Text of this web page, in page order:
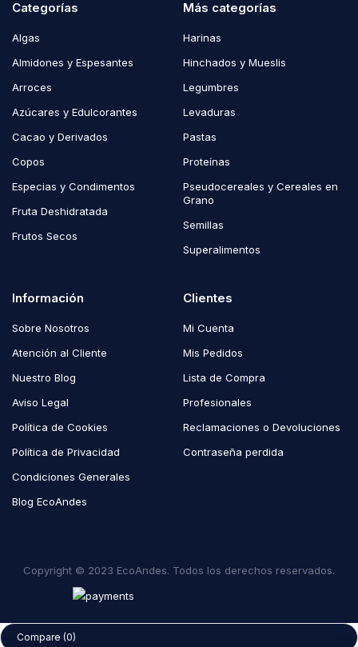
Categorías
Algas
Almidones y Espesantes
Arroces
Azúcares y Edulcorantes
Cacao y Derivados
Copos
Especias y Condimentos
Fruta Deshidratada
Frutos Secos
Más categorías
Harinas
Hinchados y Mueslis
Legumbres
Levaduras
Pastas
Proteínas
Pseudocereales y Cereales en
Grano
Semillas
Superalimentos
Información
Sobre Nosotros
Atención al Cliente
Nuestro Blog
Aviso Legal
Política de Cookies
Política de Privacidad
Condiciones Generales
Blog EcoAndes
Clientes
Mi Cuenta
Mis Pedidos
Lista de Compra
Profesionales
Reclamaciones o Devoluciones
Contraseña perdida
Copyright © 2023 EcoAndes. Todos los derechos reservados.
Compare (0)